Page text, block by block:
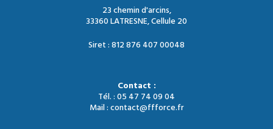
23 chemin d'arcins,
33360 LATRESNE, Cellule 20
Siret : 812 876 407 00048
Contact :
Tél. : 05 47 74 09 04
Mail : contact@ffforce.fr